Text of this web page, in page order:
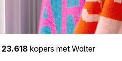
23.618 kopers met Walter